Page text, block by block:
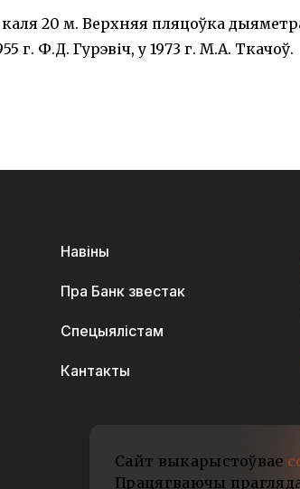
20 м. Верхняя пляцоўка
г. Ф.Д. Гурэвіч, у 1973 г. М.А. Ткачоў.
Навіны
Пра Банк звестак
Спецыялістам
Кантакты
Сайт выкарыстоўвае
Працягваючы